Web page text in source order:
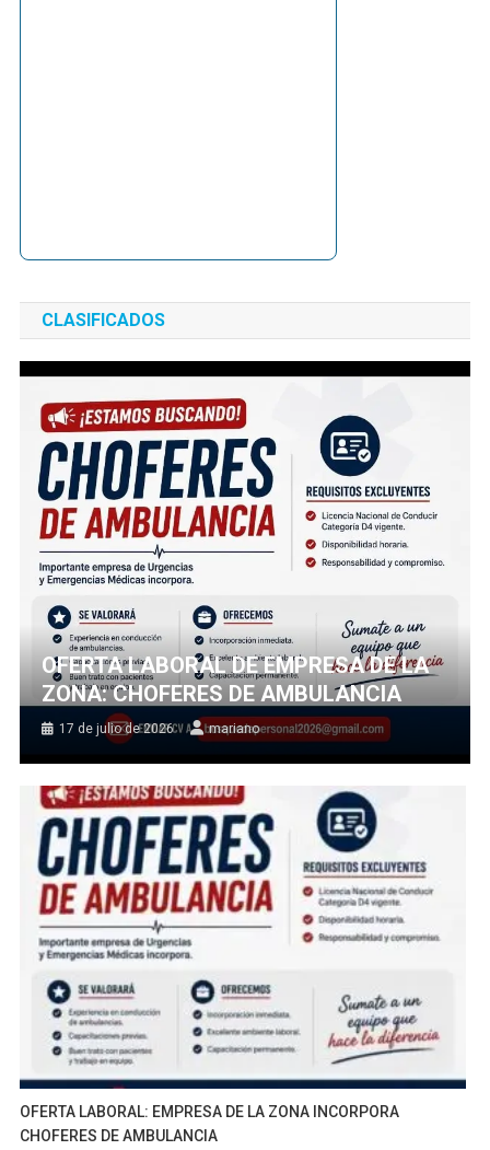
CLASIFICADOS
OFERTA LABORAL DE EMPRESA DE LA
ZONA: CHOFERES DE AMBULANCIA
17 de julio de 2026 mariano
OFERTA LABORAL: EMPRESA DE LA ZONA INCORPORA
CHOFERES DE AMBULANCIA